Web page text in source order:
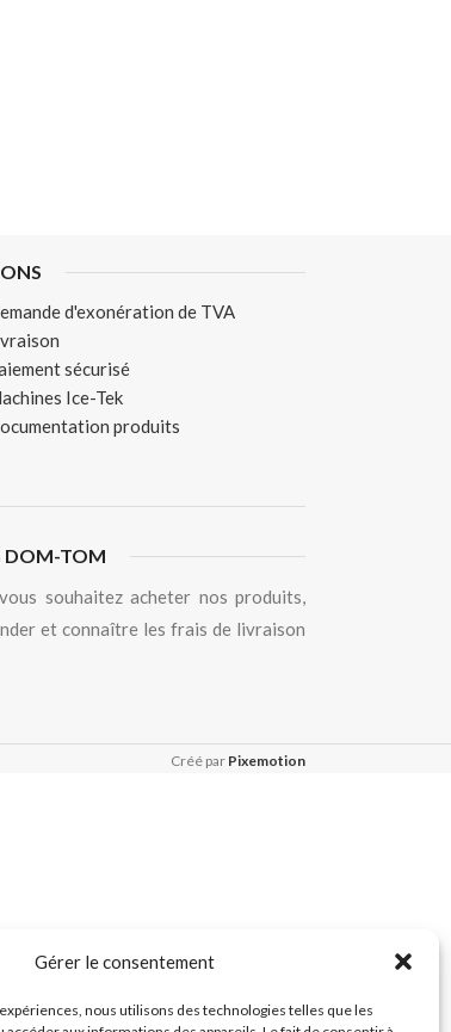
Gérer le consentement
nous utilisons des technologies telles que les
d'exonération de TVA
sécurisé
Ice-Tek
produits
DOM-TOM
souhaitez acheter nos produits,
et connaître les frais de livraison
Créé par Pixemotion